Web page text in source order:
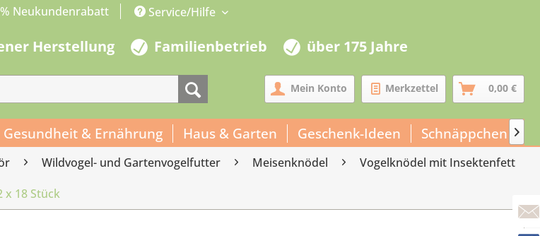
Neukundenrabatt Service/Hilfe
Herstellung Familienbetrieb über 175 Jahre
Mein Konto Merkzettel 0,00 €
Gesundheit & Ernährung Haus & Garten Geschenk-Ideen Schnäppchen 
Wildvogel- und Gartenvogelfutter Meisenknödel
Vogelknödel mit Insektenfett
18 Stück